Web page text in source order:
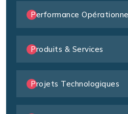
Performance
Produits & Services
Projets Technologiques